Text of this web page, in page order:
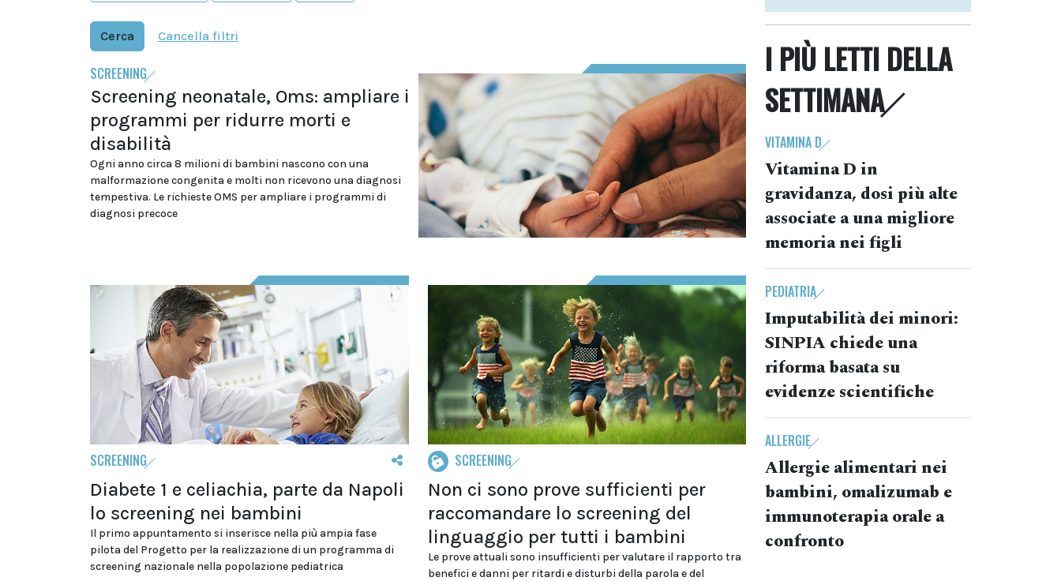
Cerca Cancella filtri
SCREENING
Screening neonatale, Oms: ampliare i
programmi per ridurre morti e
disabilità
Ogni anno circa 8 milioni di bambini nascono con una
malformazione congenita e molti non ricevono una diagnosi
tempestiva. Le richieste OMS per ampliare i programmi di
diagnosi precoce
SCREENING
Diabete 1 e celiachia, parte da Napoli
lo screening nei bambini
Il primo appuntamento si inserisce nella più ampia fase
pilota del Progetto per la realizzazione di un programma di
screening nazionale nella popolazione pediatrica
SCREENING
Non ci sono prove sufficienti per
raccomandare lo screening del
linguaggio per tutti i bambini
Le prove attuali sono insufficienti per valutare il rapporto tra
benefici e danni per ritardi e disturbi della parola e del
I PIÙ LETTI DELLA
SETTIMANA
VITAMINA D
Vitamina D in
gravidanza, dosi più alte
associate a una migliore
memoria nei figli
PEDIATRIA
Imputabilità dei minori:
SINPIA chiede una
riforma basata su
evidenze scientifiche
ALLERGIE
Allergie alimentari nei
bambini, omalizumab e
immunoterapia orale a
confronto